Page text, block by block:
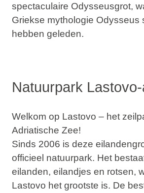
spectaculaire Odysseusgrot,
Griekse mythologie Odysseus
hebben geleden.
Natuurpark
Welkom op Lastovo – het
Adriatische Zee!
Sinds 2006 is deze
officieel natuurpark. Het
eilanden, eilandjes en rotsen,
Lastovo het grootste is. De